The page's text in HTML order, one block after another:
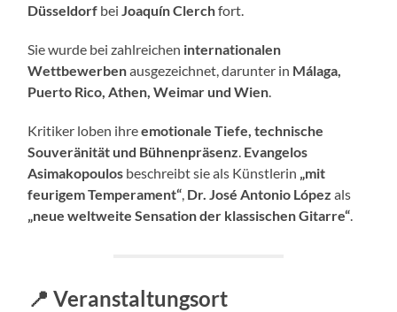
Düsseldorf beiJoaquín Clerchfort.
Sie wurde bei zahlreichen internationalen
Wettbewerbenausgezeichnet, darunter in Málaga,
Puerto Rico, Athen, Weimar und Wien.
Kritiker loben ihreemotionale Tiefe, technische
Souveränität und Bühnenpräsenz. Evangelos
Asimakopoulos beschreibt sie als Künstlerin „mit
feurigem Temperament“, Dr. José Antonio López als
„neue weltweite Sensation der klassischen Gitarre“.
📍Veranstaltungsort